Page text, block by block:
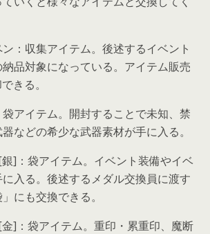
：収集アイテム。後述するイベント
品対象になっている。アイテム販売
きる。
アイテム。開封することで未知、禁
などの希少な武器素材が手に入る。
]：袋アイテム。イベント装備やイベ
入る。後述するメダル交換員に渡す
にも交換できる。
]：袋アイテム。重印・累重印、魔断